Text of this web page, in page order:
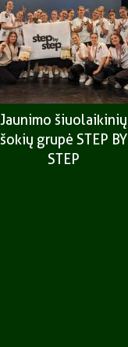
Jaunimo šiuolaikinių
šokių grupė STEP BY
STEP